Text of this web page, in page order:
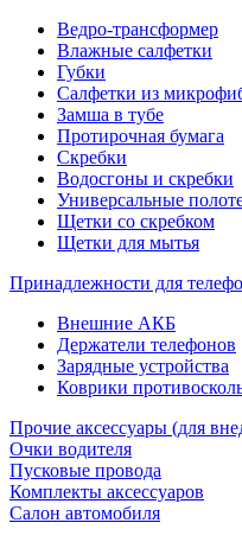
Ведро-трансформер
Влажные салфетки
Губки
Салфетки из
Замша в тубе
Протирочная бумага
Скребки
Водосгоны и скребки
Универсальные
Щетки со скребком
Щетки для мытья
Принадлежности для
Внешние АКБ
Держатели телефонов
Зарядные устройства
Коврики
Прочие аксессуары (для
Очки водителя
Пусковые провода
Комплекты аксессуаров
Салон автомобиля